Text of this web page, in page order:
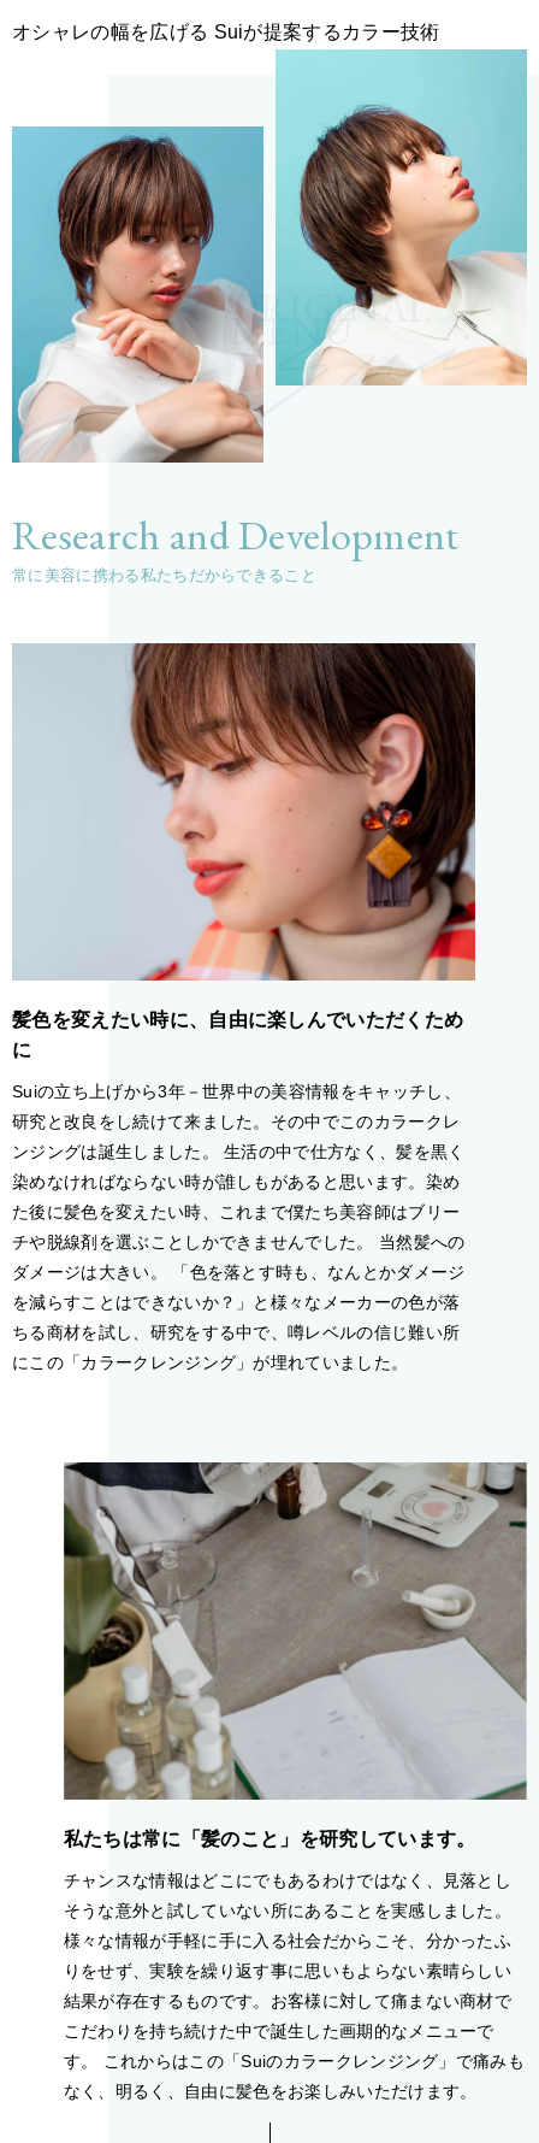
オシャレの幅を広げる Suiが提案するカラー技術
ORIGINAL
MENU
Research and Development
常に美容に携わる私たちだからできること
髪色を変えたい時に、自由に楽しんでいただくため
に
Suiの立ち上げから3年－世界中の美容情報をキャッチし、
研究と改良をし続けて来ました。その中でこのカラークレ
ンジングは誕生しました。 生活の中で仕方なく、髪を黒く
染めなければならない時が誰しもがあると思います。染め
た後に髪色を変えたい時、これまで僕たち美容師はブリー
チや脱線剤を選ぶことしかできませんでした。 当然髪への
ダメージは大きい。 「色を落とす時も、なんとかダメージ
を減らすことはできないか？」と様々なメーカーの色が落
ちる商材を試し、研究をする中で、噂レベルの信じ難い所
にこの「カラークレンジング」が埋れていました。
私たちは常に「髪のこと」を研究しています。
チャンスな情報はどこにでもあるわけではなく、見落とし
そうな意外と試していない所にあることを実感しました。
様々な情報が手軽に手に入る社会だからこそ、分かったふ
りをせず、実験を繰り返す事に思いもよらない素晴らしい
結果が存在するものです。お客様に対して痛まない商材で
こだわりを持ち続けた中で誕生した画期的なメニューで
す。 これからはこの「Suiのカラークレンジング」で痛みも
なく、明るく、自由に髪色をお楽しみいただけます。